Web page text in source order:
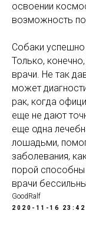
освоении
возможность
Собаки успешно
Только,
врачи. Не так
может
рак, когда
еще не дают
еще одна
лошадьми,
заболевания,
порой способны
врачи
GoodRalf
2020-11-16 23:42